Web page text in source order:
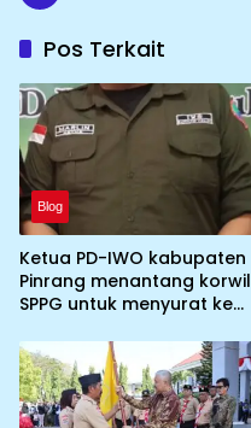
Pos Terkait
Blog
Ketua PD-IWO kabupaten
Pinrang menantang korwil
SPPG untuk menyurat ke
yang tidak memenuhi
syarat standar dan
persyaratan teknis